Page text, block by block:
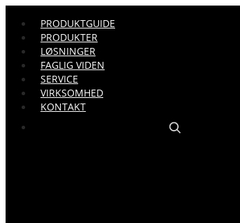
PRODUKTGUIDE
PRODUKTER
LØSNINGER
FAGLIG VIDEN
SERVICE
VIRKSOMHED
KONTAKT